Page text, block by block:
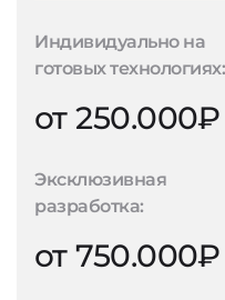
Индивидуально на
готовых технологиях:
от 250.000₽
Эксклюзивная
разработка:
от 750.000₽